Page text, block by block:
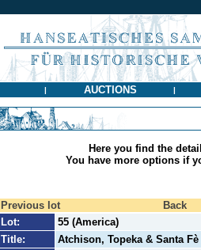
| AUCTIONS |
Here you find the
You have more options if
Previous lot Back
Lot:
55 (America)
Title:
Atchison, Topeka & Santa